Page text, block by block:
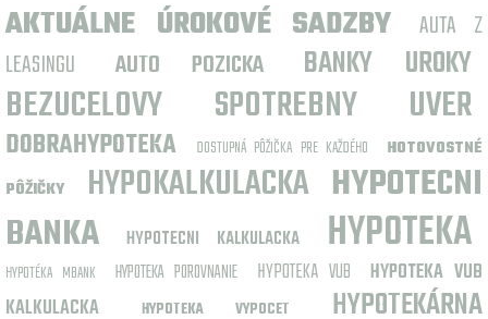
AKTUÁLNE ÚROKOVÉ SADZBY
AUTA Z
LEASINGU
AUTO POZICKA BANKY UROKY
BEZUCELOVY SPOTREBNY UVER
DOBRAHYPOTEKA DOSTUPNÁ PÔŽIČKA PRE KAŽDÉHO
HOTOVOSTNÉ
PÔŽIČKY
HYPOKALKULACKA HYPOTECNI
BANKA
HYPOTECNI KALKULACKA HYPOTEKA
HYPOTÉKA MBANK HYPOTEKA POROVNANIE HYPOTEKA VUB
HYPOTEKA VUB
KALKULACKA
HYPOTEKA VYPOCET
HYPOTEKÁRNA